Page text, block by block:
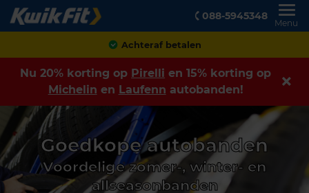
088-5945348
Menu
Achteraf betalen
Nu 20% korting op Pirelli en 15% korting op
Michelin en Laufenn autobanden!
Goedkope autobanden
Voordelige zomer-, winter- en
allseasonbanden